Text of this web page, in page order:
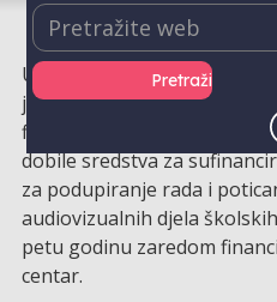
U petak, 13. ožujka u
je svečano potpisivanje
filmskog saveza i osnovnih
dobile sredstva za
za podupiranje rada i
audiovizualnih djela
petu godinu zaredom
centar.